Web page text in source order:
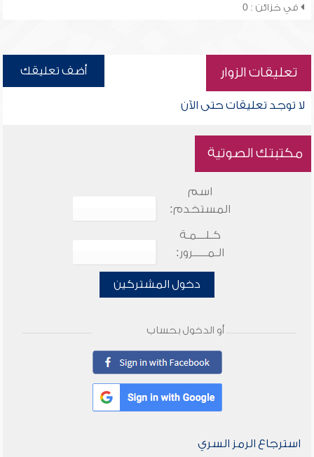
في خزائن : 0
تعليقات الزوار أضف تعليقك
لا توجد تعليقات حتى الآن
مكتبتك الصوتية
اسم
المستخدم:
كـلـــمـة
الـمـــــرور:
دخول المشتركين
أو الدخول بحساب
استرجاع الرمز السري